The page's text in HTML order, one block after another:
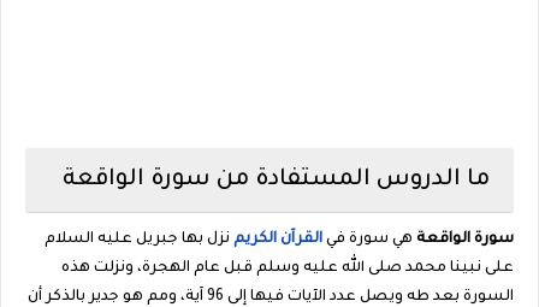
ما الدروس المستفادة من سورة الواقعة
سورة الواقعة هي سورة في القرآن الكريم نزل بها جبريل عليه السلام
على نبينا محمد صلى الله عليه وسلم قبل عام الهجرة، ونزلت هذه
السورة بعد طه ويصل عدد الآيات فيها إلى 96 آية، ومم هو جدير بالذكر أن